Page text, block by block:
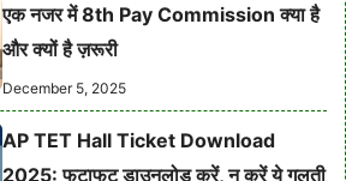
एक नजर में 8th Pay Commission क्या है
और क्यों है ज़रूरी
December 5, 2025
AP TET Hall Ticket Download
2025: फटाफट डाउनलोड करें, न करें ये गलती